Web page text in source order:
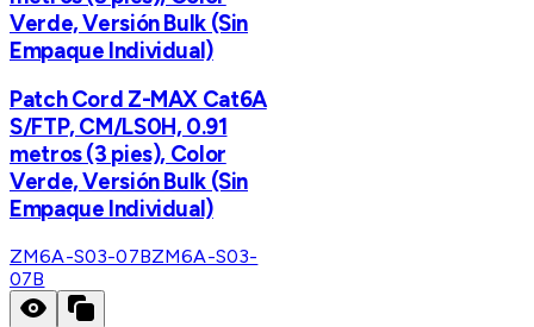
Verde, Versión Bulk (Sin
Empaque Individual)
Patch Cord Z-MAX Cat6A
S/FTP, CM/LS0H, 0.91
metros (3 pies), Color
Verde, Versión Bulk (Sin
Empaque Individual)
ZM6A-S03-07BZM6A-S03-
07B